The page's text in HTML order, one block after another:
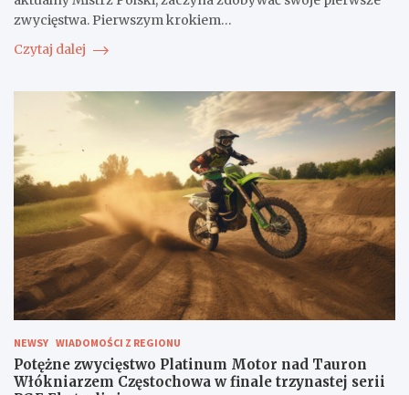
zwycięstwa. Pierwszym krokiem…
Czytaj dalej
NEWSY WIADOMOŚCI Z REGIONU
Potężne zwycięstwo Platinum Motor nad Tauron
Włókniarzem Częstochowa w finale trzynastej serii